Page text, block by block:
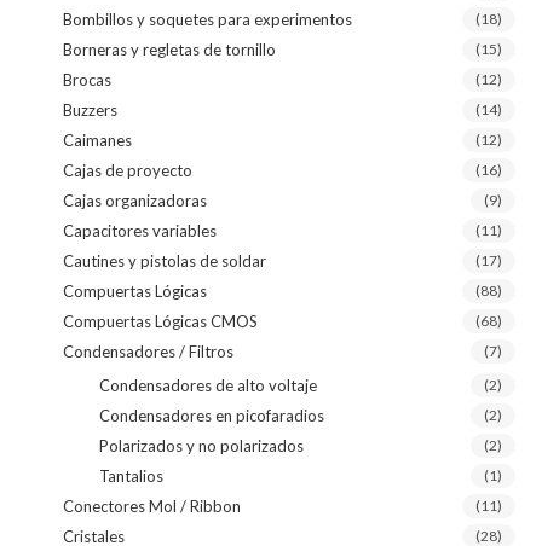
Bombillos y soquetes para experimentos (18)
Borneras y regletas de tornillo (15)
Brocas (12)
Buzzers (14)
Caimanes (12)
Cajas de proyecto (16)
Cajas organizadoras (9)
Capacitores variables (11)
Cautines y pistolas de soldar (17)
Compuertas Lógicas (88)
Compuertas Lógicas CMOS (68)
Condensadores / Filtros (7)
Condensadores de alto voltaje (2)
Condensadores en picofaradios (2)
Polarizados y no polarizados (2)
Tantalios (1)
Conectores Mol / Ribbon (11)
Cristales (28)